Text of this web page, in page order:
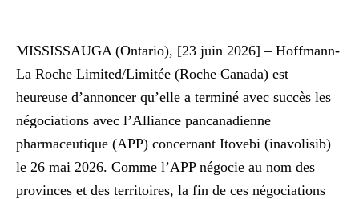
MISSISSAUGA (Ontario), [23 juin 2026] –Hoffmann-
La Roche Limited/Limitée (Roche Canada) est
heureuse d’annoncer qu’elle a terminé avec succès les
négociations avec l’Alliance pancanadienne
pharmaceutique (APP) concernant Itovebi (inavolisib)
le 26 mai 2026. Comme l’APP négocie au nom des
provinces et des territoires, la fin de ces négociations